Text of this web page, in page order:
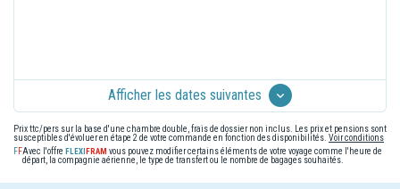
Afficher les dates suivantes
Prix ttc/pers sur la base d'une chambre double, frais de dossier non inclus. Les prix et pensions sont
susceptibles d'évoluer en étape 2 de votre commande en fonction des disponibilités. Voir conditions
Avec l'offre
vous pouvez modifier certains éléments de votre voyage comme l'heure de
départ, la compagnie aérienne, le type de transfert ou le nombre de bagages souhaités.